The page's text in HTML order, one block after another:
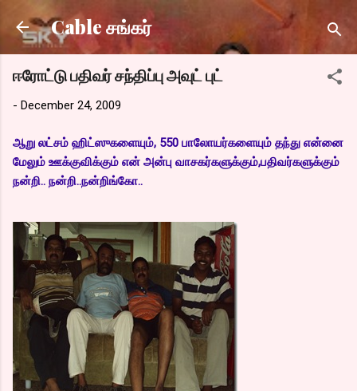
Skip to main content
Cable சங்கர்
ஈரோட்டு பதிவர் சந்திப்பு அவுட் புட்
- December 24, 2009
ஆறு லட்சம் ஹிட்ஸுகளையும், 550 பாலோயர்களையும் தந்து என்னை
மேலும் ஊக்குவிக்கும் என் அன்பு வாசகர்களுக்கும்,பதிவர்களுக்கும்
நன்றி.. நன்றி..நன்றிங்கோ..